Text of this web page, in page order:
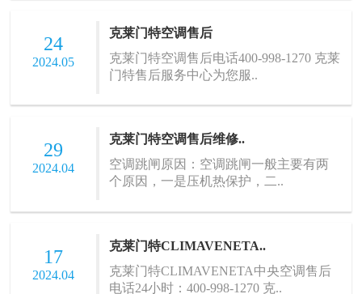
24
2024.05
克莱门特空调售后
克莱门特空调售后电话400-998-1270 克莱
门特售后服务中心为您服..
29
2024.04
克莱门特空调售后维修..
空调跳闸原因：空调跳闸一般主要有两
个原因，一是压机热保护，二..
17
2024.04
克莱门特CLIMAVENETA..
克莱门特CLIMAVENETA中央空调售后
电话24小时：400-998-1270 克..